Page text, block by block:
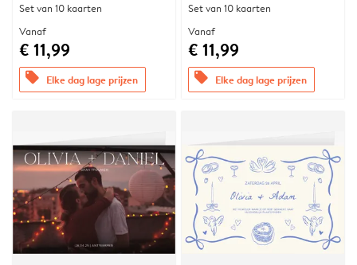
Set van 10 kaarten
Vanaf
€ 11,99
offers Elke dag lage prijzen
Set van 10 kaarten
Vanaf
€ 11,99
offers Elke dag lage prijzen